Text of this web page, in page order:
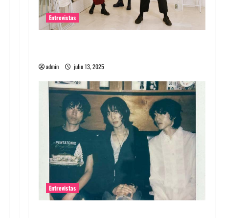
Entrevistas
admin julio 13, 2025
Entrevistas